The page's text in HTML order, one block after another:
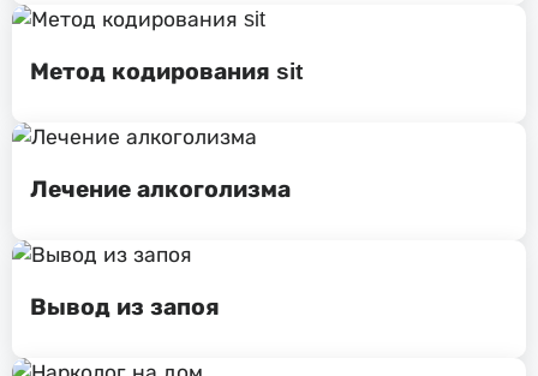
Метод кодирования sit
Лечение алкоголизма
Вывод из запоя